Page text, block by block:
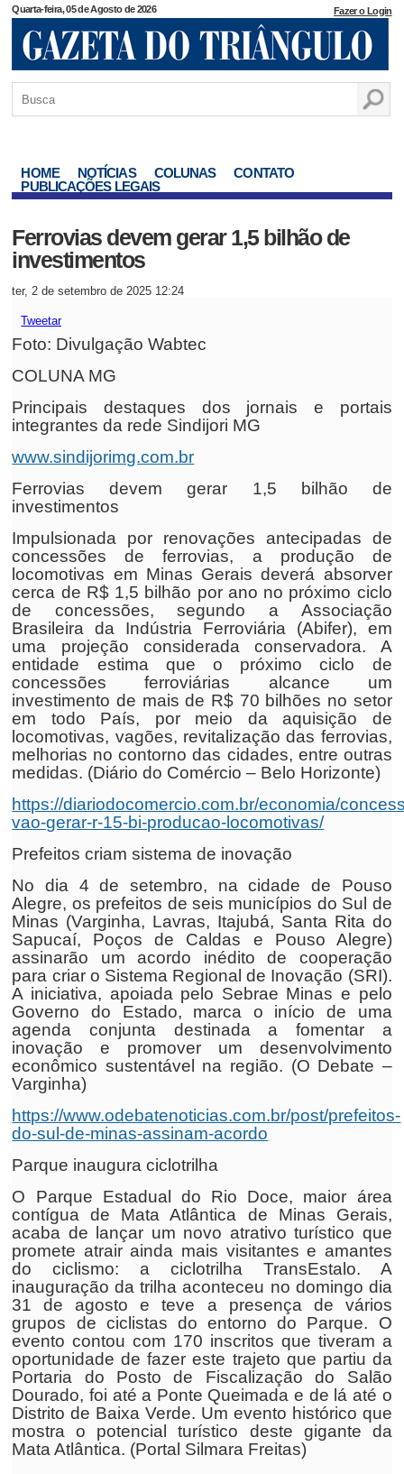
Quarta-feira, 05 de Agosto de 2026 Fazer o Login
HOME NOTÍCIAS COLUNAS
CONTATO
PUBLICAÇÕES LEGAIS
Ferrovias devem gerar 1,5 bilhão de
investimentos
ter, 2 de setembro de 2025 12:24
Tweetar
Foto: Divulgação Wabtec
COLUNA MG
Principais destaques dos jornais e portais
integrantes da rede Sindijori MG
www.sindijorimg.com.br
Ferrovias devem gerar 1,5 bilhão de
investimentos
Impulsionada por renovações antecipadas de
concessões de ferrovias, a produção de
locomotivas em Minas Gerais deverá absorver
cerca de R$ 1,5 bilhão por ano no próximo ciclo
de concessões, segundo a Associação
Brasileira da Indústria Ferroviária (Abifer), em
uma projeção considerada conservadora. A
entidade estima que o próximo ciclo de
concessões ferroviárias alcance um
investimento de mais de R$ 70 bilhões no setor
em todo País, por meio da aquisição de
locomotivas, vagões, revitalização das ferrovias,
melhorias no contorno das cidades, entre outras
medidas. (Diário do Comércio – Belo Horizonte)
https://diariodocomercio.com.br/economia/
vao-gerar-r-15-bi-producao-locomotivas/
Prefeitos criam sistema de inovação
No dia 4 de setembro, na cidade de Pouso
Alegre, os prefeitos de seis municípios do Sul de
Minas (Varginha, Lavras, Itajubá, Santa Rita do
Sapucaí, Poços de Caldas e Pouso Alegre)
assinarão um acordo inédito de cooperação
para criar o Sistema Regional de Inovação (SRI).
A iniciativa, apoiada pelo Sebrae Minas e pelo
Governo do Estado, marca o início de uma
agenda conjunta destinada a fomentar a
inovação e promover um desenvolvimento
econômico sustentável na região. (O Debate –
Varginha)
https://www.odebatenoticias.com.br/post/prefeitos-
do-sul-de-minas-assinam-acordo
Parque inaugura ciclotrilha
O Parque Estadual do Rio Doce, maior área
contígua de Mata Atlântica de Minas Gerais,
acaba de lançar um novo atrativo turístico que
promete atrair ainda mais visitantes e amantes
do ciclismo: a ciclotrilha TransEstalo. A
inauguração da trilha aconteceu no domingo dia
31 de agosto e teve a presença de vários
grupos de ciclistas do entorno do Parque. O
evento contou com 170 inscritos que tiveram a
oportunidade de fazer este trajeto que partiu da
Portaria do Posto de Fiscalização do Salão
Dourado, foi até a Ponte Queimada e de lá até o
Distrito de Baixa Verde. Um evento histórico que
mostra o potencial turístico deste gigante da
Mata Atlântica. (Portal Silmara Freitas)